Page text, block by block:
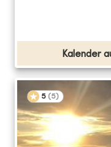
Kalender
5 (5)